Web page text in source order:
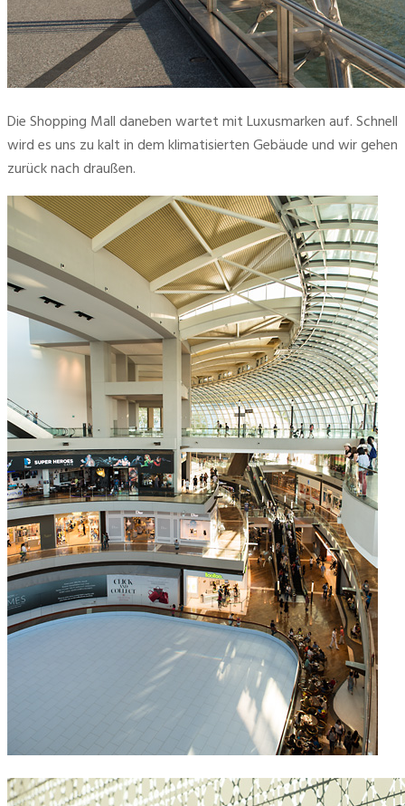
Die Shopping Mall daneben wartet mit Luxusmarken auf. Schnell
wird es uns zu kalt in dem klimatisierten Gebäude und wir gehen
zurück nach draußen.